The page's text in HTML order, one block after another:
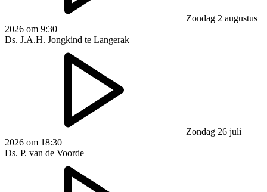
Zondag 2 augustus
2026 om 9:30
Ds. J.A.H. Jongkind te Langerak
Zondag 26 juli
2026 om 18:30
Ds. P. van de Voorde